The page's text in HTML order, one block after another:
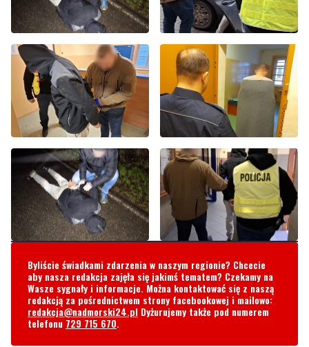
Byliście świadkami zdarzenia w naszym regionie? Chcecie
aby nasza redakcja zajęła się jakimś tematem? Czekamy na
Wasze sygnały i informacje. Można kontaktować się z naszą
redakcją za pośrednictwem strony facebookowej i mailowo:
redakcja@nadmorski24.pl Dyżurujemy także pod numerem
telefonu 729 715 670.